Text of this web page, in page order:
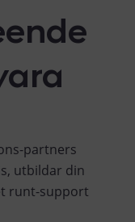
partners
utbildar din
runt-support